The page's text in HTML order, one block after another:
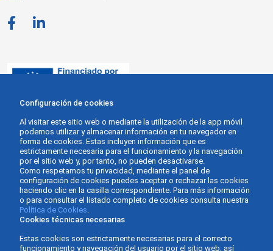
Configuración de cookies
Al visitar este sitio web o mediante la utilización de la app móvil
podemos utilizar y almacenar información en tu navegador en
forma de cookies. Estas incluyen información que es
estrictamente necesaria para el funcionamiento y la navegación
por el sitio web y, por tanto, no pueden desactivarse.
Como respetamos tu privacidad, mediante el panel de
configuración de cookies puedes aceptar o rechazar las cookies
haciendo clic en la casilla correspondiente. Para más información
o para consultar el listado completo de cookies consulta nuestra
Política de Cookies.
Cookies técnicas necesarias
Estas cookies son estrictamente necesarias para el correcto
funcionamiento y navegación del usuario por el sitio web, así